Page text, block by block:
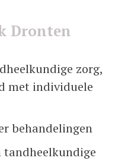
Dronten
zorg,
met individuele
behandelingen
tandheelkundige